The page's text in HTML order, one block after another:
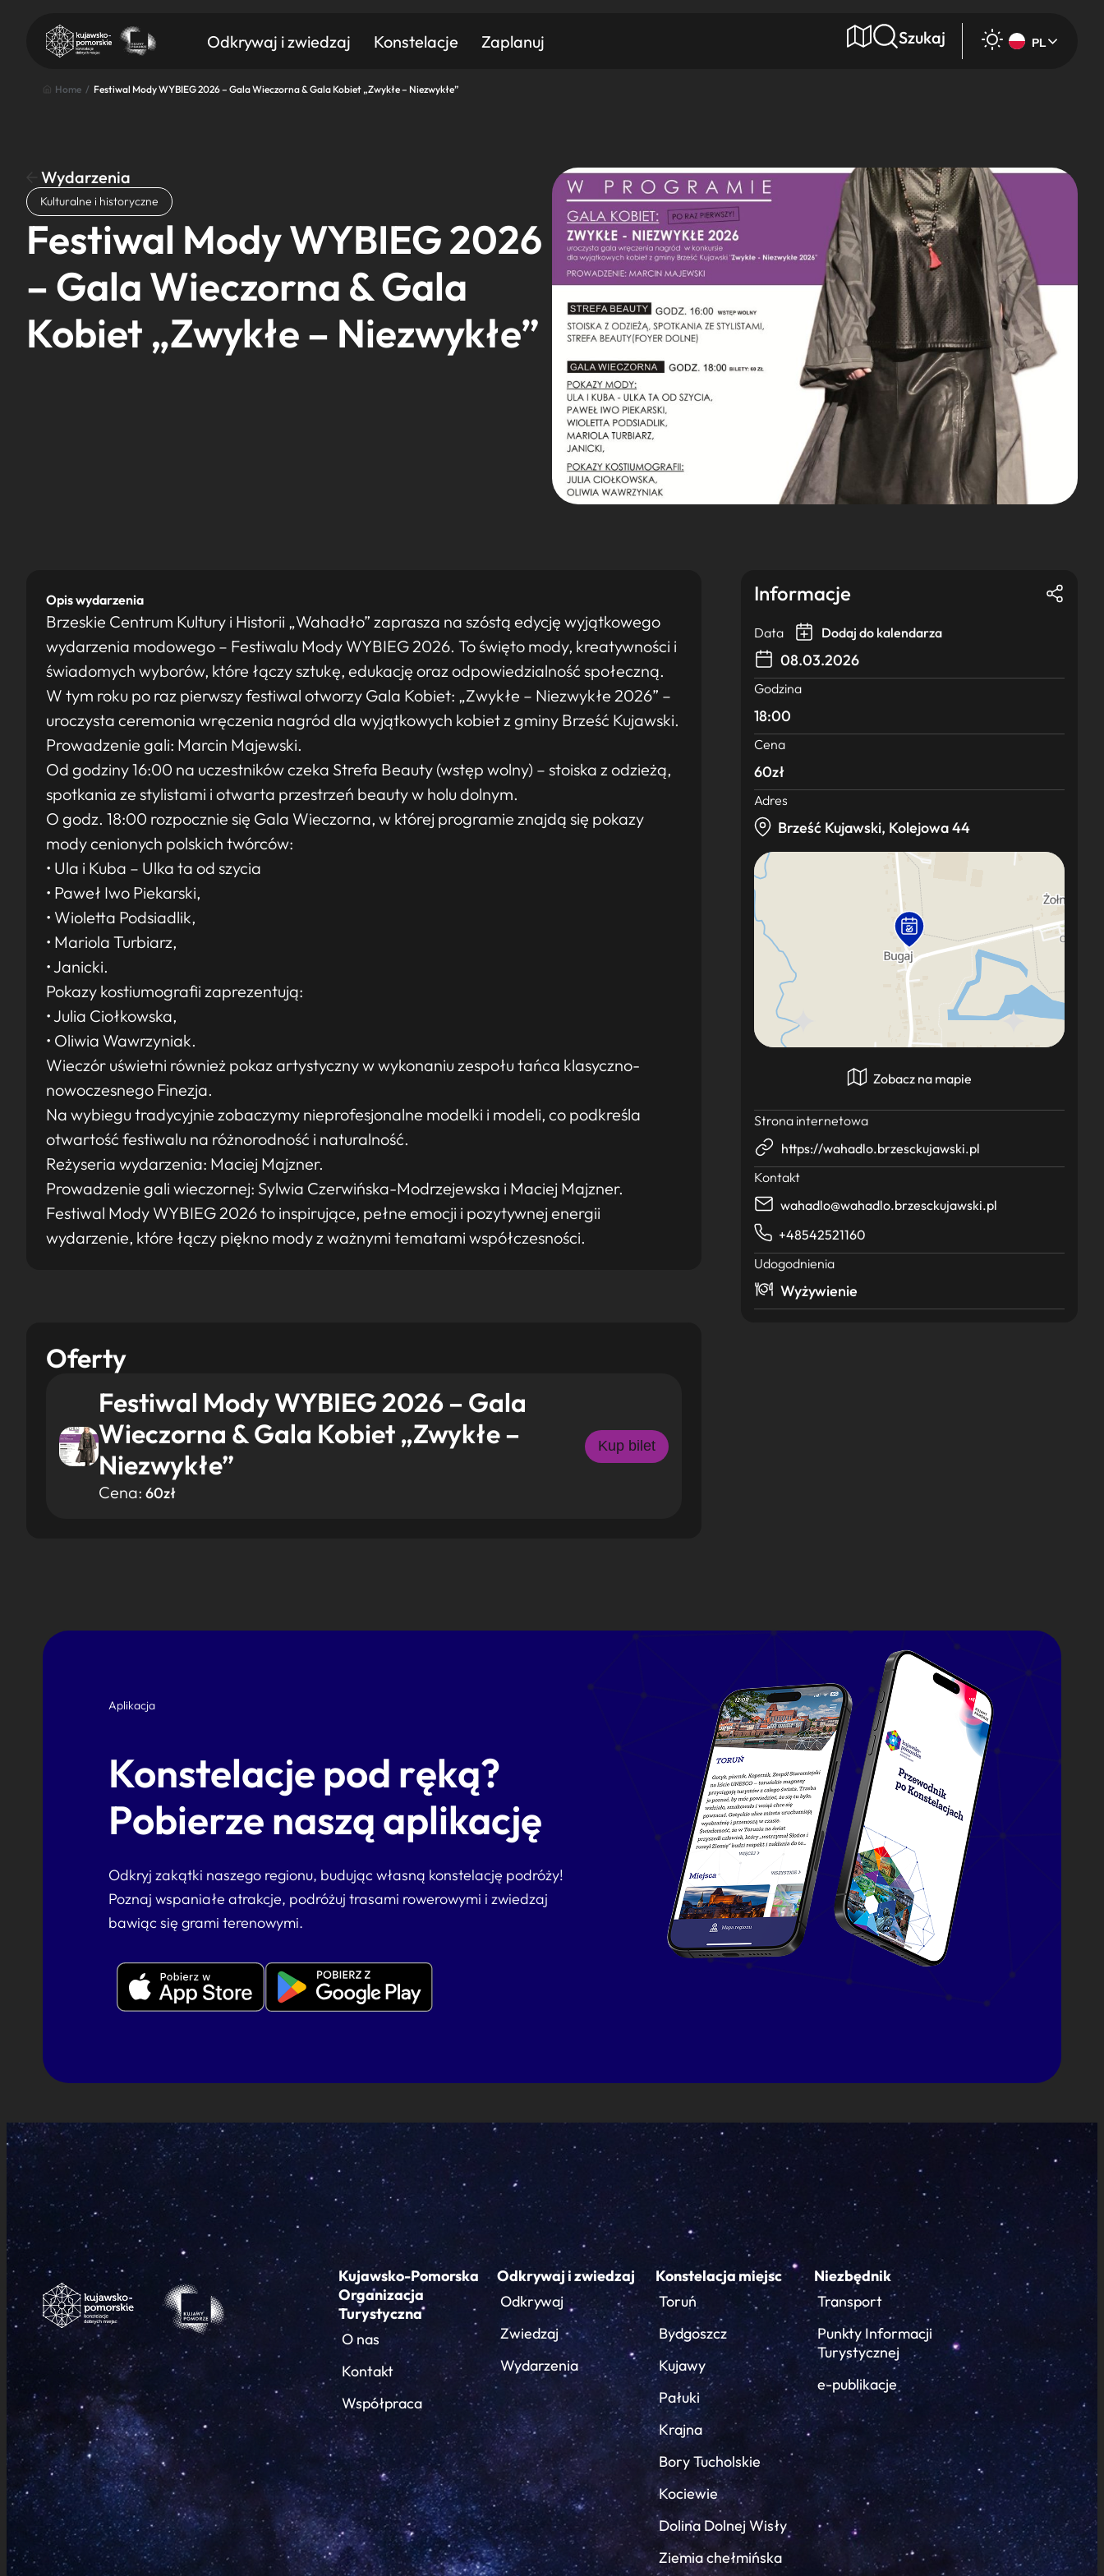
Odkrywaj i zwiedzaj Konstelacje Zaplanuj Szukaj PL
Znajdź atrakcję
Nazwa atrakcji Kategoria Wyszukaj
Home / Festiwal Mody WYBIEG 2026 – Gala Wieczorna & Gala Kobiet „Zwykłe – Niezwykłe”
Wydarzenia
Kulturalne i historyczne
Festiwal Mody WYBIEG 2026
– Gala Wieczorna & Gala
Kobiet „Zwykłe – Niezwykłe”
Opis wydarzenia
Brzeskie Centrum Kultury i Historii „Wahadło” zaprasza na szóstą edycję wyjątkowego
wydarzenia modowego – Festiwalu Mody WYBIEG 2026. To święto mody, kreatywności i
świadomych wyborów, które łączy sztukę, edukację oraz odpowiedzialność społeczną.
W tym roku po raz pierwszy festiwal otworzy Gala Kobiet: „Zwykłe – Niezwykłe 2026” –
uroczysta ceremonia wręczenia nagród dla wyjątkowych kobiet z gminy Brześć Kujawski.
Prowadzenie gali: Marcin Majewski.
Od godziny 16:00 na uczestników czeka Strefa Beauty (wstęp wolny) – stoiska z odzieżą,
spotkania ze stylistami i otwarta przestrzeń beauty w holu dolnym.
O godz. 18:00 rozpocznie się Gala Wieczorna, w której programie znajdą się pokazy
mody cenionych polskich twórców:
• Ula i Kuba – Ulka ta od szycia
• Paweł Iwo Piekarski,
• Wioletta Podsiadlik,
• Mariola Turbiarz,
• Janicki.
Pokazy kostiumografii zaprezentują:
• Julia Ciołkowska,
• Oliwia Wawrzyniak.
Wieczór uświetni również pokaz artystyczny w wykonaniu zespołu tańca klasyczno-
nowoczesnego Finezja.
Na wybiegu tradycyjnie zobaczymy nieprofesjonalne modelki i modeli, co podkreśla
otwartość festiwalu na różnorodność i naturalność.
Reżyseria wydarzenia: Maciej Majzner.
Prowadzenie gali wieczornej: Sylwia Czerwińska-Modrzejewska i Maciej Majzner.
Festiwal Mody WYBIEG 2026 to inspirujące, pełne emocji i pozytywnej energii
wydarzenie, które łączy piękno mody z ważnymi tematami współczesności.
Oferty
Festiwal Mody WYBIEG 2026 – Gala
Wieczorna & Gala Kobiet „Zwykłe –
Niezwykłe”
Cena: 60zł
Kup bilet
Informacje
Data Dodaj do kalendarza
08.03.2026
Godzina
18:00
Cena
60zł
Adres
Brześć Kujawski, Kolejowa 44
Zobacz na mapie
Strona internetowa
https://wahadlo.brzesckujawski.pl
Kontakt
wahadlo@wahadlo.brzesckujawski.pl
+48542521160
Udogodnienia
Wyżywienie
Aplikacja
Konstelacje pod ręką?
Pobierze naszą aplikację
Odkryj zakątki naszego regionu, budując własną konstelację podróży!
Poznaj wspaniałe atrakcje, podróżuj trasami rowerowymi i zwiedzaj
bawiąc się grami terenowymi.
Kujawsko-Pomorska
Organizacja
Turystyczna
O nas
Kontakt
Współpraca
Odkrywaj i zwiedzaj
Odkrywaj
Zwiedzaj
Wydarzenia
Konstelacja miejsc
Toruń
Bydgoszcz
Kujawy
Pałuki
Krajna
Bory Tucholskie
Kociewie
Dolina Dolnej Wisły
Ziemia chełmińska
Niezbędnik
Transport
Punkty Informacji
Turystycznej
e-publikacje